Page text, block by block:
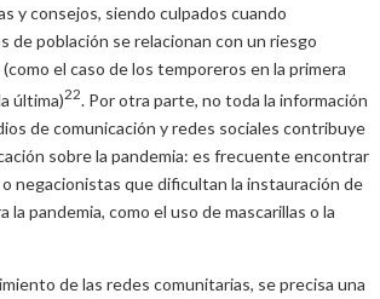
y consejos, siendo culpados cuando
de población se relacionan con un riesgo
el caso de los temporeros en la primera
última)22. Por otra parte, no toda la información
de comunicación y redes sociales contribuye
sobre la pandemia: es frecuente encontrar
negacionistas que dificultan la instauración de
la pandemia, como el uso de mascarillas o la
de las redes comunitarias, se precisa una